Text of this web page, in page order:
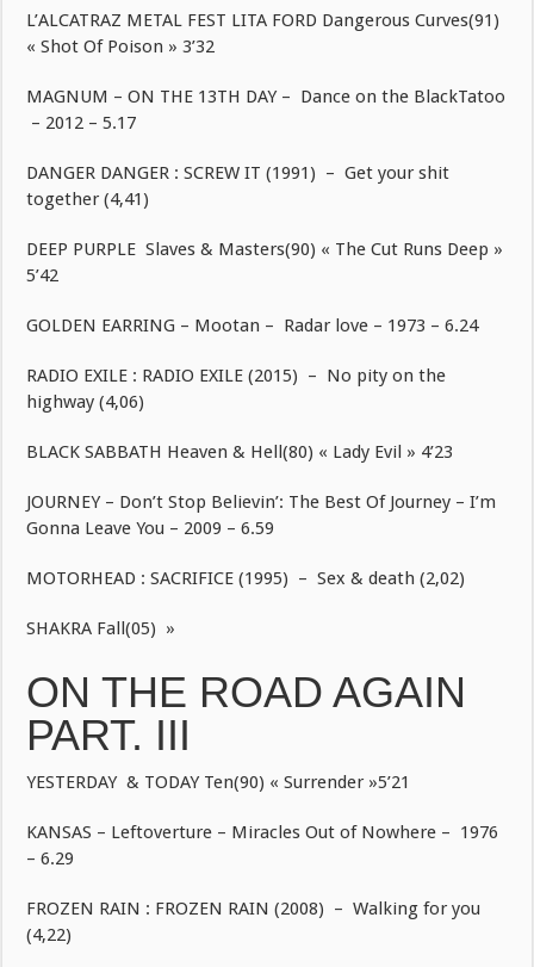
L’ALCATRAZ METAL FEST LITA FORD Dangerous Curves(91)
« Shot Of Poison » 3’32
MAGNUM – ON THE 13TH DAY – Dance on the BlackTatoo
– 2012 – 5.17
DANGER DANGER : SCREW IT (1991) – Get your shit
together (4,41)
DEEP PURPLE Slaves & Masters(90) « The Cut Runs Deep »
5’42
GOLDEN EARRING – Mootan – Radar love – 1973 – 6.24
RADIO EXILE : RADIO EXILE (2015) – No pity on the
highway (4,06)
BLACK SABBATH Heaven & Hell(80) « Lady Evil » 4’23
JOURNEY – Don’t Stop Believin’: The Best Of Journey – I’m
Gonna Leave You – 2009 – 6.59
MOTORHEAD : SACRIFICE (1995) – Sex & death (2,02)
SHAKRA Fall(05) »
ON THE ROAD AGAIN
PART. III
YESTERDAY & TODAY Ten(90) « Surrender »5’21
KANSAS – Leftoverture – Miracles Out of Nowhere – 1976
– 6.29
FROZEN RAIN : FROZEN RAIN (2008) – Walking for you
(4,22)